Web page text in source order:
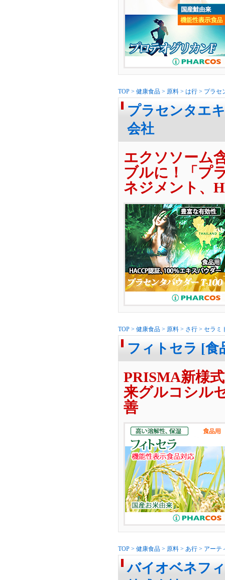
TOP > 健康食品 > 原料 > は行 > プラセ
プラセンタエ
会社
エクソソーム
ブルに！「プ
ネジメント、
TOP > 健康食品 > 原料 > さ行 > セラミ
フィトセラ [食
PRISMA新様
来グルコシル
善
TOP > 健康食品 > 原料 > あ行 > アーテ
バイオベネフ